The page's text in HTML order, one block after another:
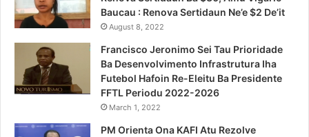
Baucau : Renova Sertidaun Ne’e $2 De’it
August 8, 2022
Francisco Jeronimo Sei Tau Prioridade
Ba Desenvolvimento Infrastrutura Iha
Futebol Hafoin Re-Eleitu Ba Presidente
FFTL Periodu 2022-2026
March 1, 2022
PM Orienta Ona KAFI Atu Rezolve